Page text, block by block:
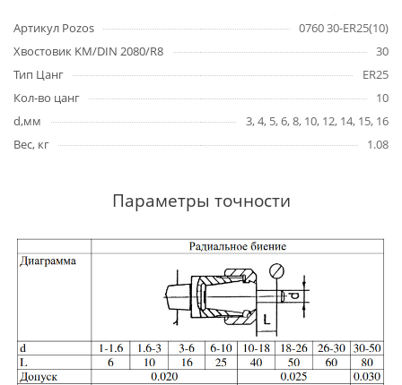
Артикул Pozos
0760 30-ER25(10)
Хвостовик KM/DIN 2080/R8
30
Тип Цанг
ER25
Кол-во цанг
10
d,мм
3, 4, 5, 6, 8, 10, 12, 14, 15, 16
Вес, кг
1.08
Параметры точности